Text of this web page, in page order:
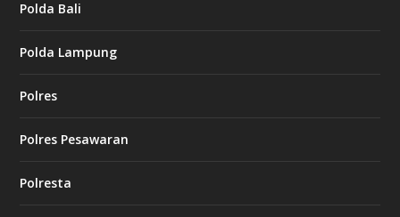
Polda Bali
Polda Lampung
Polres
Polres Pesawaran
Polresta